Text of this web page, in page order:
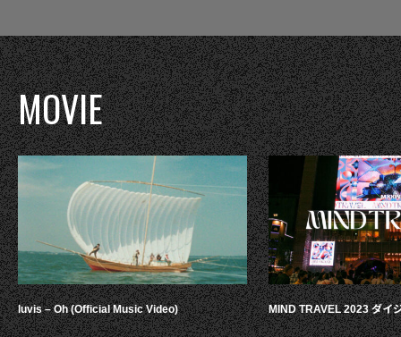
MOVIE
luvis – Oh (Official Music Video) MIND TRAVEL 2023 ダイ